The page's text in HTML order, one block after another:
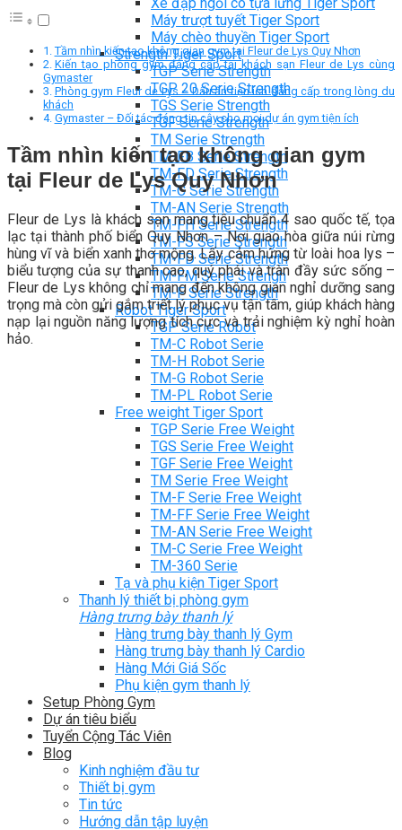
Máy trượt tuyết Tiger Sport
Máy chèo thuyền Tiger Sport
Strength Tiger Sport
TGP Serie Strength
TGP 20 Serie Strength
TGS Serie Strength
TGF Serie Strength
TM Serie Strength
TM-FB Serie Strength
TM-FD Serie Strength
TM-C Serie Strength
TM-AN Serie Strength
TM-FH Serie Strength
TM-FS Serie Strength
TM-FD Serie Strength
TM-FM Serie Strengh
TM-F Serie Strength
Robot Tiger Sport
TGP Serie Robot
TM-C Robot Serie
TM-H Robot Serie
TM-G Robot Serie
TM-PL Robot Serie
Free weight Tiger Sport
TGP Serie Free Weight
TGS Serie Free Weight
TGF Serie Free Weight
TM Serie Free Weight
TM-F Serie Free Weight
TM-FF Serie Free Weight
TM-AN Serie Free Weight
TM-C Serie Free Weight
TM-360 Serie
Tạ và phụ kiện Tiger Sport
Thanh lý thiết bị phòng gym
Hàng trưng bày thanh lý
Hàng trưng bày thanh lý Gym
Hàng trưng bày thanh lý Cardio
Hàng Mới Giá Sốc
Phụ kiện gym thanh lý
Setup Phòng Gym
Dự án tiêu biểu
Tuyển Cộng Tác Viên
Blog
Kinh nghiệm đầu tư
Thiết bị gym
Tin tức
Hướng dẫn tập luyện
Tầm nhìn kiến tạo không gian gym tại Fleur de Lys Quy Nhơn
Kiến tạo phòng gym đẳng cấp tại khách sạn Fleur de Lys cùng
Gymaster
Phòng gym Fleur de Lys – Dấu ấn tiện ích đẳng cấp trong lòng du
khách
Gymaster – Đối tác đáng tin cậy cho mọi dự án gym tiện ích
Tầm nhìn kiến tạo không gian gym
tại Fleur de Lys Quy Nhơn
Fleur de Lys là khách sạn mang tiêu chuẩn 4 sao quốc tế, tọa
lạc tại thành phố biển Quy Nhơn – Nơi giao hòa giữa núi rừng
hùng vĩ và biển xanh thơ mộng. Lấy cảm hứng từ loài hoa lys –
biểu tượng của sự thanh cao, quý phái và tràn đầy sức sống –
Fleur de Lys không chỉ mang đến không gian nghỉ dưỡng sang
trọng mà còn gửi gắm triết lý phục vụ tận tâm, giúp khách hàng
nạp lại nguồn năng lượng tích cực và trải nghiệm kỳ nghỉ hoàn
hảo.